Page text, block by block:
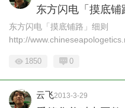
东方闪电「摸底铺
东方闪电「摸底铺路」细则
http://
1850 0
云飞2013-3-29